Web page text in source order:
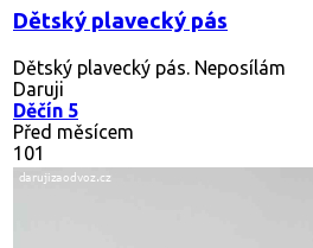
Dětský plavecký pás
Dětský plavecký pás. Neposílám
Daruji
Děčín 5
Před měsícem
101